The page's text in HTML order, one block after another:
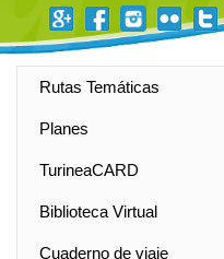
Rutas Temáticas
Planes
TurineaCARD
Biblioteca Virtual
Cuaderno de viaje